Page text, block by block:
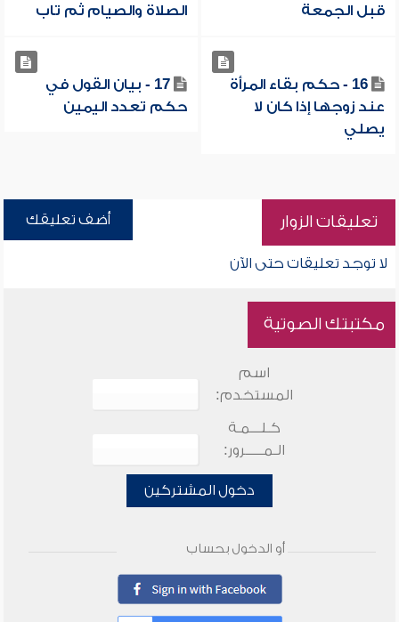
قبل الجمعة الصلاة والصيام ثم تاب
16 - حكم بقاء المرأة
عند زوجها إذا كان لا
يصلي
17 - بيان القول في
حكم تعدد اليمين
تعليقات الزوار أضف تعليقك
لا توجد تعليقات حتى الآن
مكتبتك الصوتية
اسم
المستخدم:
كـلـــمـة
الـمـــــرور:
دخول المشتركين
أو الدخول بحساب